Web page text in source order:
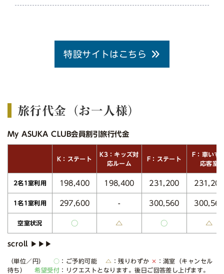
特設サイトはこちら
旅行代金（お一人様）
My ASUKA CLUB会員割引旅行代金
K：ステート
K3：キッズ対
応ルーム
F：ステート
F：車いす
応客室
2名1室利用 198,400 198,400 231,200 231,200
1名1室利用 297,600 - 300,560 300,560
空室状況 ○ △ ○ △
（単位／円） ○ ：ご予約可能 △ ：残りわずか ✕ ：満室（キャンセル
待ち）希望受付 ：リクエストとなります。後日ご回答差し上げます。